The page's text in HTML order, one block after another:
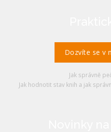
Dozvíte se v
Jak správně
Jak hodnotit stav knih a jak